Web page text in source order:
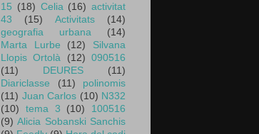
15 (18) Celia (16) activitat
43
(15) Activitats
(14)
geografia urbana
(14)
Marta Lurbe
(12)
Silvana
Llopis Ortolà
(12)
090516
(11)
DEURES
(11)
Diariclasse
(11)
polinomis
(11) Juan Carlos (10) N332
(10)
tema 3 (10)
100516
(9) Alicia Sobanski Sanchis